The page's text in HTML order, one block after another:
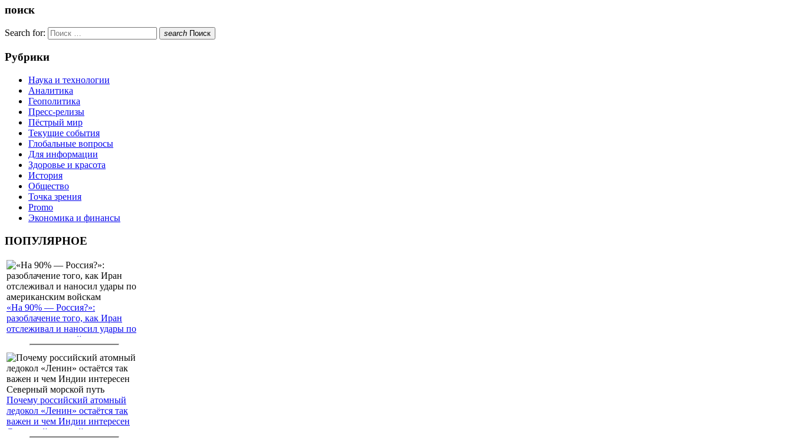
поиск
Search for: search Поиск
Рубрики
Наука и технологии
Аналитика
Геополитика
Пресс-релизы
Пёстрый мир
Текущие события
Глобальные вопросы
Для информации
Здоровье и красота
История
Общество
Точка зрения
Promo
Экономика и финансы
ПОПУЛЯРНОЕ
«На 90% — Россия?»:
разоблачение того, как Иран
отслеживал и наносил удары по
американским войскам
Почему российский атомный
ледокол «Ленин» остаётся так
важен и чем Индии интересен
Северный морской путь